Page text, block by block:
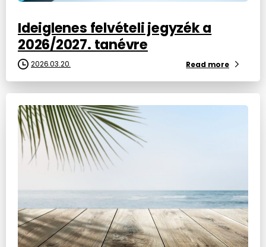
Ideiglenes felvételi jegyzék a
2026/2027. tanévre
2026.03.20. Read more